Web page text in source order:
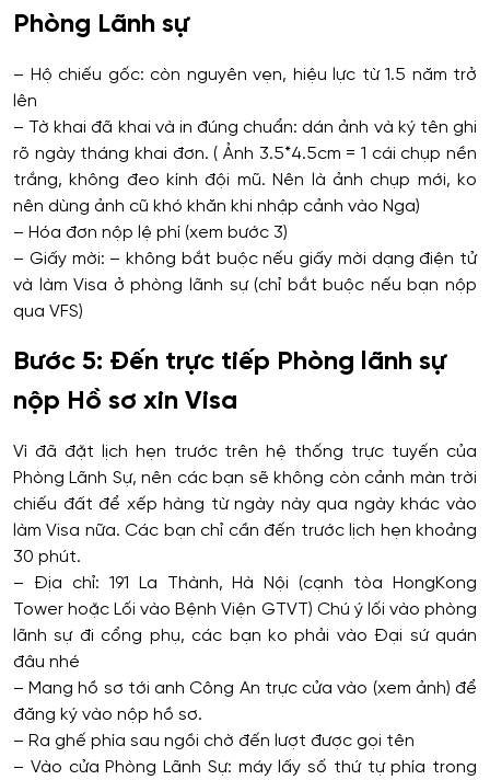
Phòng Lãnh sự
– Hộ chiếu gốc: còn nguyên vẹn, hiệu lực từ 1.5 năm trở
lên
– Tờ khai đã khai và in đúng chuẩn: dán ảnh và ký tên ghi
rõ ngày tháng khai đơn. ( Ảnh 3.5*4.5cm = 1 cái chụp nền
trắng, không đeo kính đội mũ. Nên là ảnh chụp mới, ko
nên dùng ảnh cũ khó khăn khi nhập cảnh vào Nga)
– Hóa đơn nộp lệ phí (xem bước 3)
– Giấy mời: – không bắt buộc nếu giấy mời dạng điện tử
và làm Visa ở phòng lãnh sự (chỉ bắt buộc nếu bạn nộp
qua VFS)
Bước 5: Đến trực tiếp Phòng lãnh sự
nộp Hồ sơ xin Visa
Vì đã đặt lịch hẹn trước trên hệ thống trực tuyến của
Phòng Lãnh Sự, nên các bạn sẽ không còn cảnh màn trời
chiếu đất để xếp hàng từ ngày này qua ngày khác vào
làm Visa nữa. Các bạn chỉ cần đến trước lịch hẹn khoảng
30 phút.
– Địa chỉ: 191 La Thành, Hà Nội (cạnh tòa HongKong
Tower hoặc Lối vào Bệnh Viện GTVT) Chú ý lối vào phòng
lãnh sự đi cổng phụ, các bạn ko phải vào Đại sứ quán
đâu nhé
– Mang hồ sơ tới anh Công An trực cửa vào (xem ảnh) để
đăng ký vào nộp hồ sơ.
– Ra ghế phía sau ngồi chờ đến lượt được gọi tên
– Vào cửa Phòng Lãnh Sự: máy lấy số thứ tự phía trong